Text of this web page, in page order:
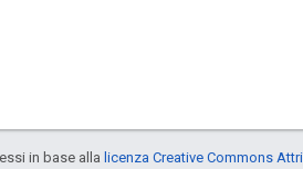
in base alla licenza Creative Commons